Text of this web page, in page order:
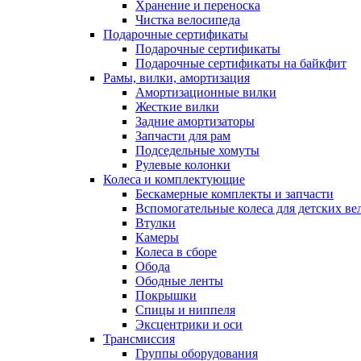
Хранение и переноска
Чистка велосипеда
Подарочные сертификаты
Подарочные сертификаты
Подарочные сертификаты на байкфит
Рамы, вилки, амортизация
Амортизационные вилки
Жесткие вилки
Задние амортизаторы
Запчасти для рам
Подседельные хомуты
Рулевые колонки
Колеса и комплектующие
Бескамерные комплекты и запчасти
Вспомогательные колеса для детских
Втулки
Камеры
Колеса в сборе
Обода
Ободные ленты
Покрышки
Спицы и ниппеля
Эксцентрики и оси
Трансмиссия
Группы оборудования